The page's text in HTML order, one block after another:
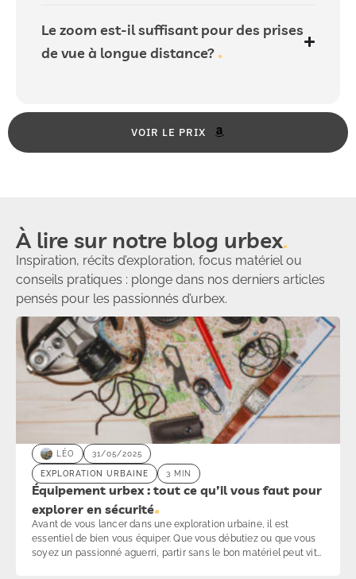
Le zoom est-il suffisant pour des prises
de vue à longue distance?
VOIR LE PRIX
À lire sur notre blog urbex
Inspiration, récits d’exploration, focus matériel ou
conseils pratiques : plonge dans nos derniers articles
pensés pour les passionnés d’urbex.
LÉO 31/05/2025
EXPLORATION URBAINE 3 MIN
Équipement urbex : tout ce qu’il vous faut pour
explorer en sécurité
Avant de vous lancer dans une exploration urbaine, il est
essentiel de bien vous équiper. Que vous débutiez ou que vous
soyez un passionné aguerri, partir sans le bon matériel peut vite